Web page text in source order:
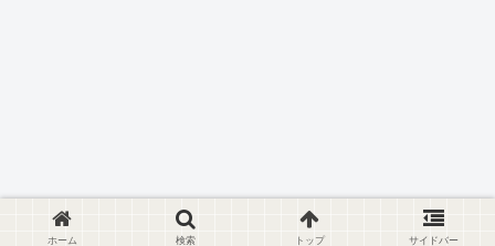
ホーム 検索 トップ サイドバー